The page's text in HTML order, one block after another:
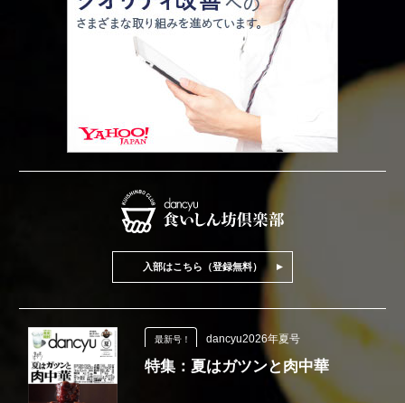
入部はこちら（登録無料）
最新号！ dancyu2026年夏号
特集：夏はガツンと肉中華